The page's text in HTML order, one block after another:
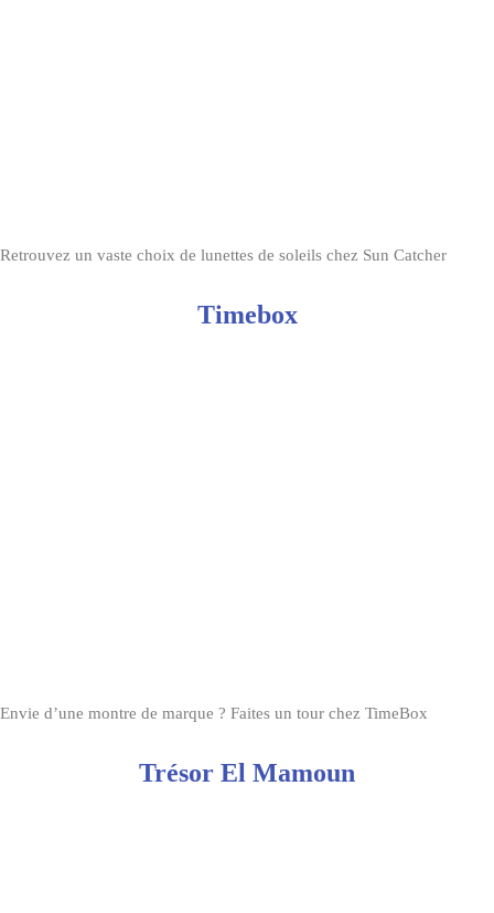
Retrouvez un vaste choix de lunettes de soleils chez Sun Catcher
Timebox
Envie d’une montre de marque ? Faites un tour chez TimeBox
Trésor El Mamoun